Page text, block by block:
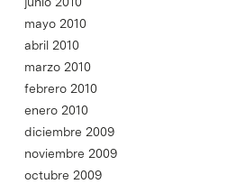
mayo 2010
abril 2010
marzo 2010
febrero 2010
enero 2010
diciembre 2009
noviembre 2009
octubre 2009